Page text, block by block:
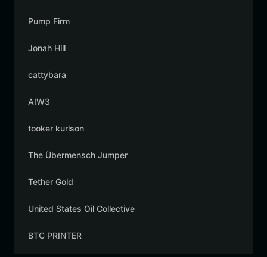
Pump Firm
Jonah Hill
cattybara
AIW3
tooker kurlson
The Übermensch Jumper
Tether Gold
United States Oil Collective
BTC PRINTER